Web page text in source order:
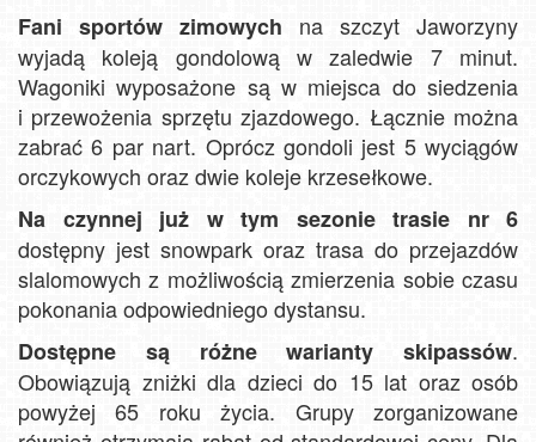
Fani sportów zimowych na szczyt Jaworzyny
wyjadą koleją gondolową w zaledwie 7 minut.
Wagoniki wyposażone są w miejsca do siedzenia
i przewożenia sprzętu zjazdowego. Łącznie można
zabrać 6 par nart. Oprócz gondoli jest 5 wyciągów
orczykowych oraz dwie koleje krzesełkowe.
Na czynnej już w tym sezonie trasie nr 6
dostępny jest snowpark oraz trasa do przejazdów
slalomowych z możliwością zmierzenia sobie czasu
pokonania odpowiedniego dystansu.
Dostępne są różne warianty skipassów.
Obowiązują zniżki dla dzieci do 15 lat oraz osób
powyżej 65 roku życia. Grupy zorganizowane